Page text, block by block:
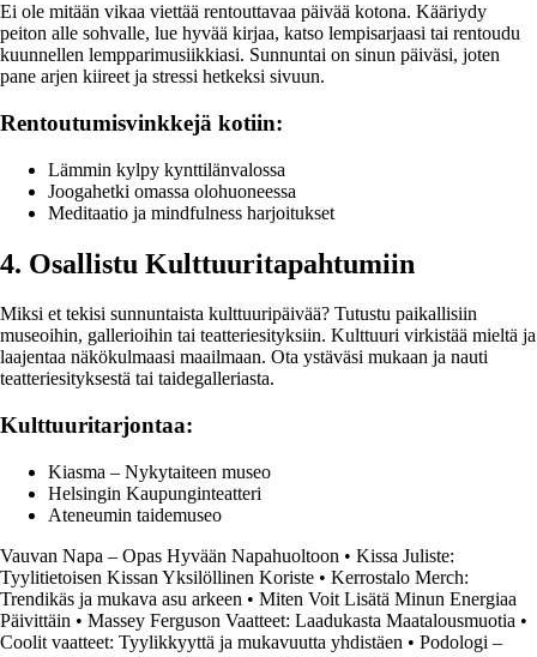
Ei ole mitään vikaa viettää rentouttavaa päivää kotona. Kääriydy
peiton alle sohvalle, lue hyvää kirjaa, katso lempisarjaasi tai rentoudu
kuunnellen lempparimusiikkiasi. Sunnuntai on sinun päiväsi, joten
pane arjen kiireet ja stressi hetkeksi sivuun.
Rentoutumisvinkkejä kotiin:
Lämmin kylpy kynttilänvalossa
Joogahetki omassa olohuoneessa
Meditaatio ja mindfulness harjoitukset
4. Osallistu Kulttuuritapahtumiin
Miksi et tekisi sunnuntaista kulttuuripäivää? Tutustu paikallisiin
museoihin, gallerioihin tai teatteriesityksiin. Kulttuuri virkistää mieltä ja
laajentaa näkökulmaasi maailmaan. Ota ystäväsi mukaan ja nauti
teatteriesityksestä tai taidegalleriasta.
Kulttuuritarjontaa:
Kiasma – Nykytaiteen museo
Helsingin Kaupunginteatteri
Ateneumin taidemuseo
Vauvan Napa – Opas Hyvään Napahuoltoon • Kissa Juliste:
Tyylitietoisen Kissan Yksilöllinen Koriste • Kerrostalo Merch:
Trendikäs ja mukava asu arkeen • Miten Voit Lisätä Minun Energiaa
Päivittäin • Massey Ferguson Vaatteet: Laadukasta Maatalousmuotia •
Coolit vaatteet: Tyylikkyyttä ja mukavuutta yhdistäen • Podologi –